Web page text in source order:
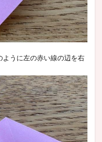
うに左の赤い線の辺を右